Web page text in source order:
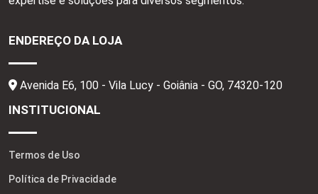
ENDEREÇO DA LOJA
Avenida E6, 100 - Vila Lucy - Goiânia - GO, 74320-120
INSTITUCIONAL
Termos de Uso
Política de Privacidade